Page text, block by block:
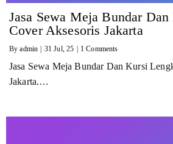
Jasa Sewa Meja Bundar
Cover Aksesoris Jakarta
Byadmin | 31 Jul, 25 | 1 Comments
Jasa Sewa Meja Bundar Dan Kursi
Jakarta.…